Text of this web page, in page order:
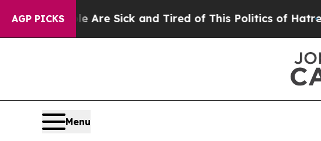
AGP PICKS
Are Sick and Tired of This Politics of Hatred” The
Menu